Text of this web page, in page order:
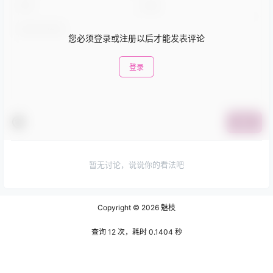
您必须登录或注册以后才能发表评论
登录
暂无讨论，说说你的看法吧
Copyright © 2026 魅枝
查询 12 次，耗时 0.1404 秒